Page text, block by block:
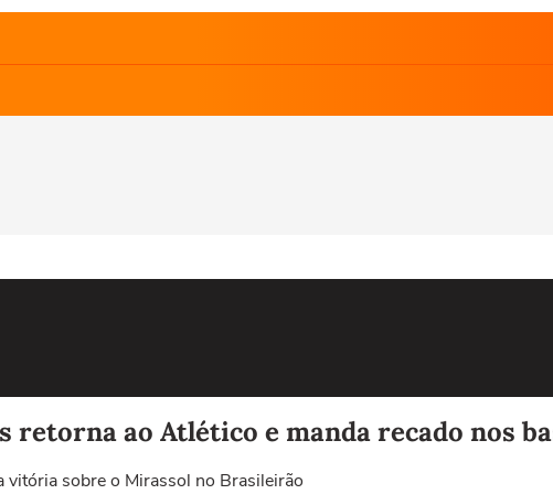
ao Atlético e manda recado nos
sobre o Mirassol no Brasileirão